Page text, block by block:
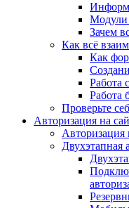
Модули
Зачем
Как всё
Как
Работа
Работа
Проверьте
Авторизация на
Авторизация
Двухэтапная